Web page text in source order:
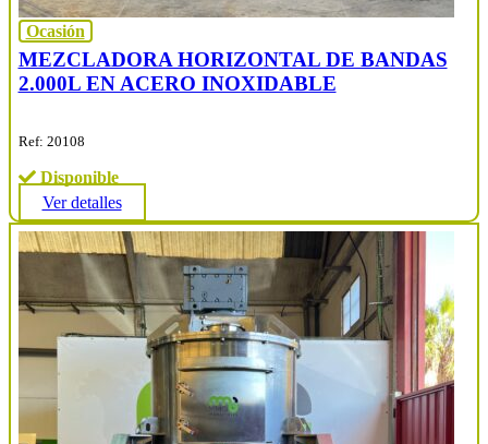
Ocasión
MEZCLADORA HORIZONTAL DE BANDAS
2.000L EN ACERO INOXIDABLE
Ref: 20108
Disponible
Ver detalles